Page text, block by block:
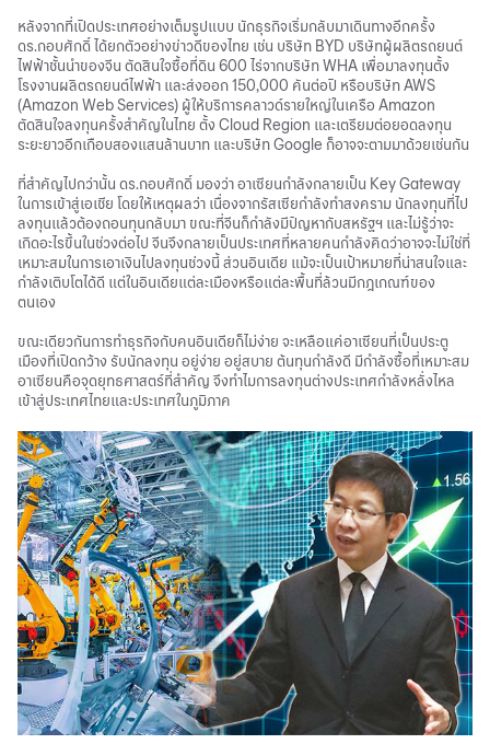
หลังจากที่เปิดประเทศอย่างเต็มรูปแบบ นักธุรกิจเริ่มกลับมาเดินทางอีกครั้ง
ดร.กอบศักดิ์ ได้ยกตัวอย่างข่าวดีของไทย เช่น บริษัท BYD บริษัทผู้ผลิตรถยนต์
ไฟฟ้าชั้นนำของจีน ตัดสินใจซื้อที่ดิน 600 ไร่จากบริษัท WHA เพื่อมาลงทุนตั้ง
โรงงานผลิตรถยนต์ไฟฟ้า และส่งออก 150,000 คันต่อปี หรือบริษัท AWS
(Amazon Web Services) ผู้ให้บริการคลาวด์รายใหญ่ในเครือ Amazon
ตัดสินใจลงทุนครั้งสำคัญในไทย ตั้ง Cloud Region และเตรียมต่อยอดลงทุน
ระยะยาวอีกเกือบสองแสนล้านบาท และบริษัท Google ก็อาจจะตามมาด้วยเช่นกัน
ที่สำคัญไปกว่านั้น ดร.กอบศักดิ์ มองว่า อาเซียนกำลังกลายเป็น Key Gateway
ในการเข้าสู่เอเชีย โดยให้เหตุผลว่า เนื่องจากรัสเซียกำลังทำสงคราม นักลงทุนที่ไป
ลงทุนแล้วต้องถอนทุนกลับมา ขณะที่จีนก็กำลังมีปัญหากับสหรัฐฯ และไม่รู้ว่าจะ
เกิดอะไรขึ้นในช่วงต่อไป จีนจึงกลายเป็นประเทศที่หลายคนกำลังคิดว่าอาจจะไม่ใช่ที่
เหมาะสมในการเอาเงินไปลงทุนช่วงนี้ ส่วนอินเดีย แม้จะเป็นเป้าหมายที่น่าสนใจและ
กำลังเติบโตได้ดี แต่ในอินเดียแต่ละเมืองหรือแต่ละพื้นที่ล้วนมีกฎเกณฑ์ของ
ตนเอง
ขณะเดียวกันการทำธุรกิจกับคนอินเดียก็ไม่ง่าย จะเหลือแค่อาเซียนที่เป็นประตู
เมืองที่เปิดกว้าง รับนักลงทุน อยู่ง่าย อยู่สบาย ต้นทุนกำลังดี มีกำลังซื้อที่เหมาะสม
อาเซียนคือจุดยุทธศาสตร์ที่สำคัญ จึงทำไมการลงทุนต่างประเทศกำลังหลั่งไหล
เข้าสู่ประเทศไทยและประเทศในภูมิภาค